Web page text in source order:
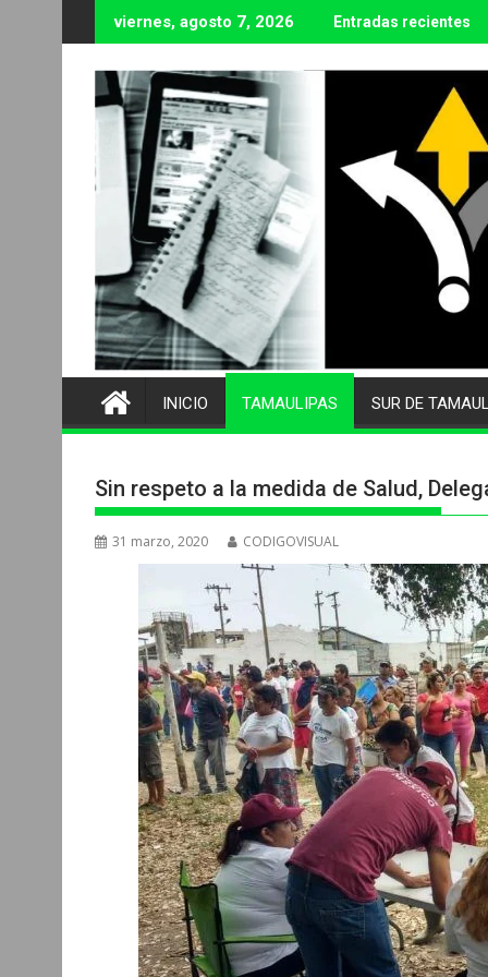
al
contenido
viernes, agosto 7, 2026 Entradas recientes
INICIO TAMAULIPAS SUR DE
Sin respeto a la medida de Salud,
31 marzo, 2020 CODIGOVISUAL